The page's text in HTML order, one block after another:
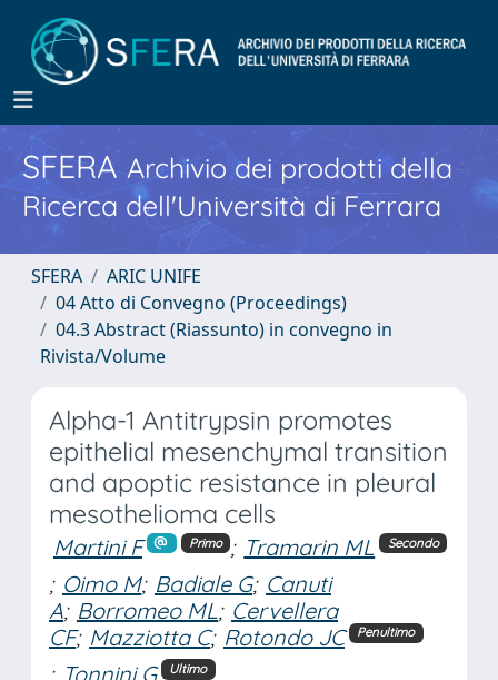
SFERA Archivio dei prodotti della
Ricerca dell'Università di Ferrara
SFERA
ARIC UNIFE
04 Atto di Convegno (Proceedings)
04.3 Abstract (Riassunto) in convegno in
Rivista/Volume
Alpha-1 Antitrypsin promotes
epithelial mesenchymal transition
and apoptic resistance in pleural
mesothelioma cells
Martini F Primo ; Tramarin ML Secondo
; Oimo M; Badiale G; Canuti
A; Borromeo ML; Cervellera
CF; Mazziotta C; Rotondo JC Penultimo
; Tonnini G Ultimo